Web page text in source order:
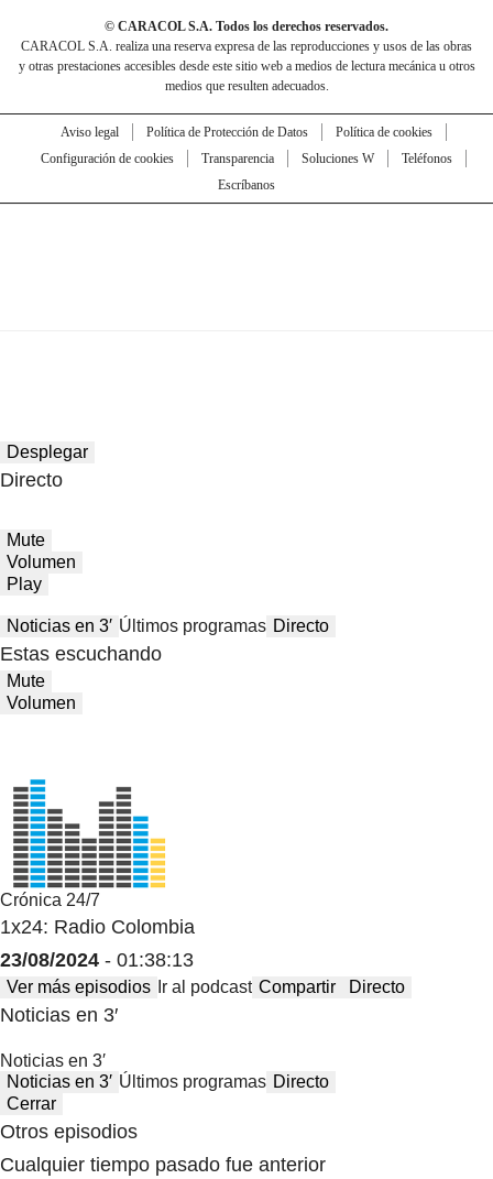
© CARACOL S.A. Todos los derechos reservados.
CARACOL S.A. realiza una reserva expresa de las reproducciones y usos de las obras
y otras prestaciones accesibles desde este sitio web a medios de lectura mecánica u otros
medios que resulten adecuados.
Aviso legal Política de Protección de Datos
Política de cookies
Configuración de cookies
Transparencia Soluciones W
Teléfonos
Escríbanos
Desplegar
Directo
Mute
Volumen
Play
Noticias en 3′ Últimos programas Directo
Estas escuchando
Mute
Volumen
Crónica 24/7
1x24: Radio Colombia
23/08/2024 - 01:38:13
Ver más episodios Ir al podcast Compartir Directo
Noticias en 3′
Noticias en 3′
Noticias en 3′ Últimos programas Directo
Cerrar
Otros episodios
Cualquier tiempo pasado fue anterior